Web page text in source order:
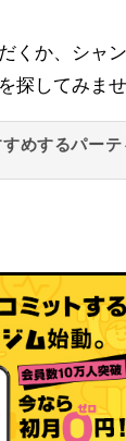
くか、シャ
探してみま
めするパー